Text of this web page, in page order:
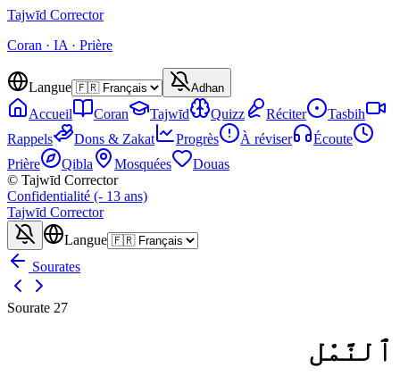
Tajwīd Corrector
Coran · IA · Prière
Langue Adhan
Accueil Coran Tajwīd Quizz Réciter
Tasbih
Rappels
Dons & Zakat Progrès À réviser
Écoute
Prière
Qibla Mosquées
Douas
© Tajwīd Corrector
Confidentialité (- 13 ans)
Tajwīd Corrector
Langue
Sourates
Sourate 27
ٱلنَّمْل